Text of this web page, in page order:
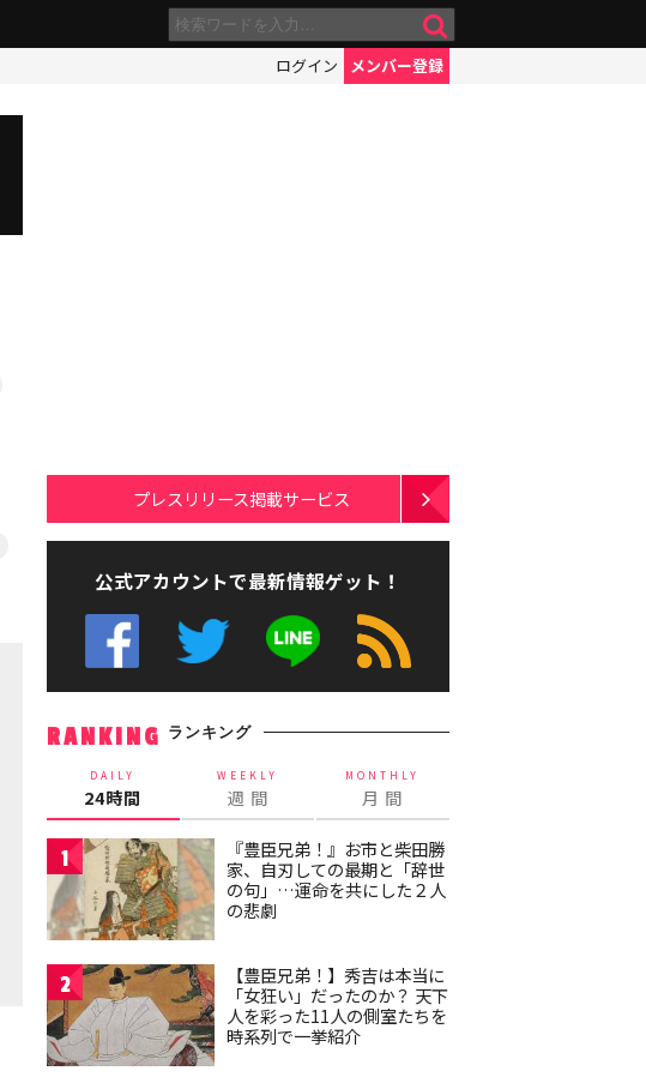
ログイン メンバー登録
プレスリリース掲載サービス
公式アカウントで最新情報ゲット！
RANKING ランキング
DAILY
24時間
WEEKLY
週 間
MONTHLY
月 間
1
『豊臣兄弟！』お市と柴田勝
家、自刃しての最期と「辞世
の句」…運命を共にした２人
の悲劇
2
【豊臣兄弟！】秀吉は本当に
「女狂い」だったのか？ 天下
人を彩った11人の側室たちを
時系列で一挙紹介